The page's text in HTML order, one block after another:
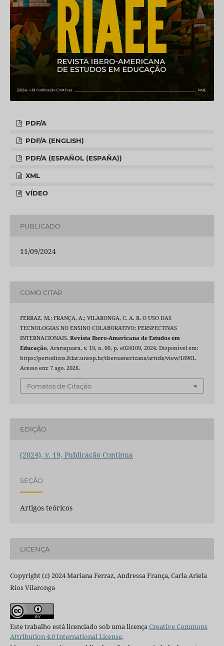
PDF/A
PDF/A (ENGLISH)
PDF/A (ESPAÑOL (ESPAÑA))
XML
VÍDEO
PUBLICADO
11/09/2024
COMO CITAR
FERRAZ, M.; FRANÇA, A.; VILARONGA, C. A. R. O USO DAS
TECNOLOGIAS NO ENSINO COLABORATIVO: PERSPECTIVAS
INTERNACIONAIS. Revista Ibero-Americana de Estudos em
Educação, Araraquara, v. 19, n. 00, p. e024109, 2024. Disponível em:
https://periodicos.fclar.unesp.br/iberoamericana/article/view/18961.
Acesso em: 7 ago. 2026.
Fomatos de Citação
EDIÇÃO
(2024), v. 19, Publicação Contínua
SEÇÃO
Artigos teóricos
LICENÇA
Copyright (c) 2024 Mariana Ferraz, Andressa França, Carla Ariela
Rios Vilaronga
Este trabalho está licenciado sob uma licençaCreative Commons
Attribution 4.0 International License.